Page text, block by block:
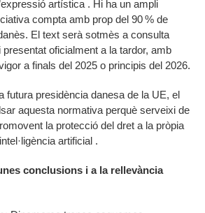
artística . Hi ha un ampli
compta amb prop del 90 % de
El text serà sotmès a consulta
oficialment a la tardor, amb
a finals del 2025 o principis del 2026.
futura presidència danesa de la UE, el
aquesta normativa perquè serveixi de
la protecció del dret a la pròpia
artificial .
conclusions i a la rellevància